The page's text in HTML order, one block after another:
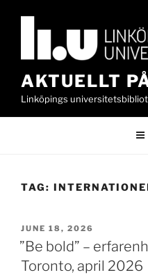
AKTUELLT
Linköpings
TAG:
POSTED
ON
JUNE 18, 2026
”Be bold” –
Toronto, april 2026